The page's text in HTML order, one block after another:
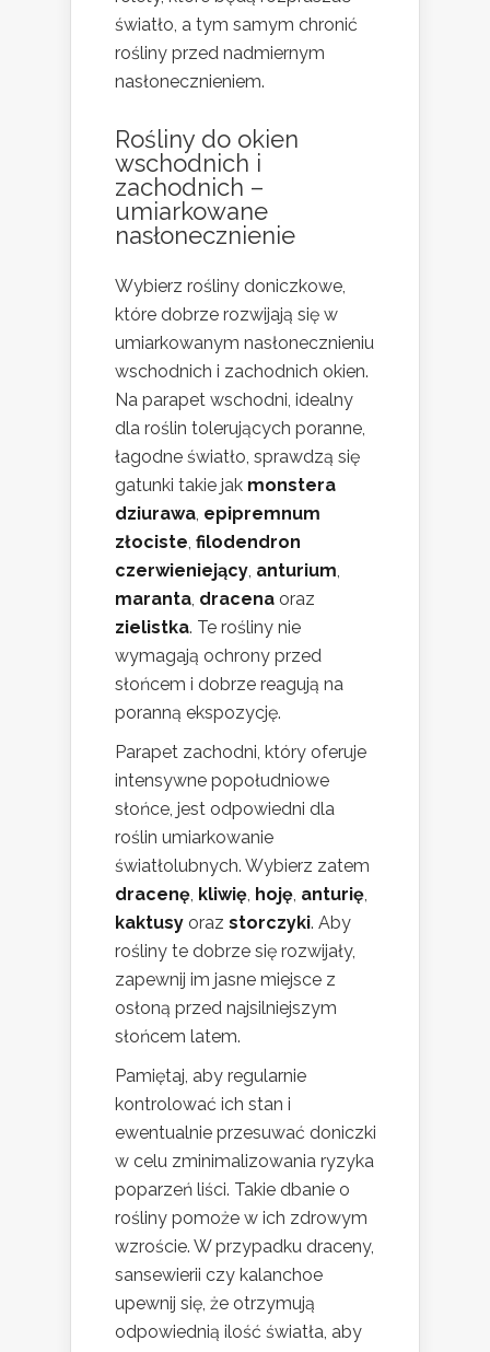
światło, a tym samym chronić
rośliny przed nadmiernym
nasłonecznieniem.
Rośliny do okien
wschodnich i
zachodnich –
umiarkowane
nasłonecznienie
Wybierz rośliny doniczkowe,
które dobrze rozwijają się w
umiarkowanym nasłonecznieniu
wschodnich i zachodnich okien.
Na parapet wschodni, idealny
dla roślin tolerujących poranne,
łagodne światło, sprawdzą się
gatunki takie jak monstera
dziurawa, epipremnum
złociste, filodendron
czerwieniejący, anturium,
maranta, dracena oraz
zielistka. Te rośliny nie
wymagają ochrony przed
słońcem i dobrze reagują na
poranną ekspozycję.
Parapet zachodni, który oferuje
intensywne popołudniowe
słońce, jest odpowiedni dla
roślin umiarkowanie
światłolubnych. Wybierz zatem
dracenę, kliwię, hoję, anturię,
kaktusy oraz storczyki. Aby
rośliny te dobrze się rozwijały,
zapewnij im jasne miejsce z
osłoną przed najsilniejszym
słońcem latem.
Pamiętaj, aby regularnie
kontrolować ich stan i
ewentualnie przesuwać doniczki
w celu zminimalizowania ryzyka
poparzeń liści. Takie dbanie o
rośliny pomoże w ich zdrowym
wzroście. W przypadku draceny,
sansewierii czy kalanchoe
upewnij się, że otrzymują
odpowiednią ilość światła, aby